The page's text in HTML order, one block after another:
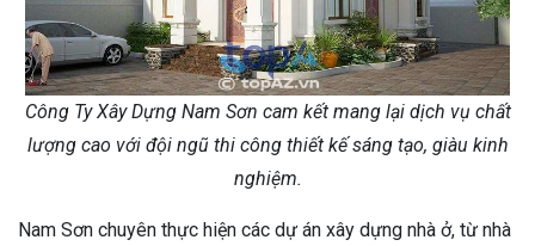
Công Ty Xây Dựng Nam Sơn cam kết mang lại dịch vụ chất
lượng cao với đội ngũ thi công thiết kế sáng tạo, giàu kinh
nghiệm.
Nam Sơn chuyên thực hiện các dự án xây dựng nhà ở, từ nhà